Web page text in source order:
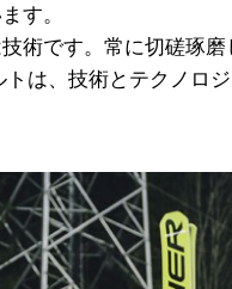
す。
術です。常に切磋琢
は、技術とテクノロ